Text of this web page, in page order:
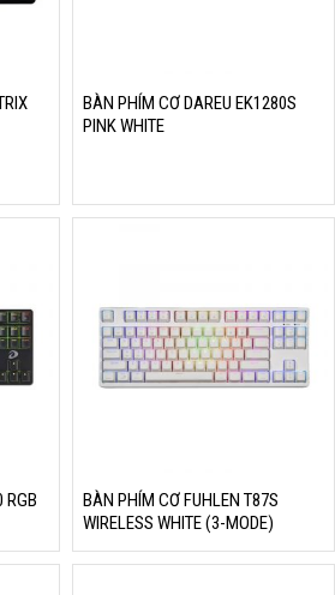
BÀN PHÍM CƠ DAREU EK1280S
PINK WHITE
RGB
BÀN PHÍM CƠ FUHLEN T87S
WIRELESS WHITE (3-MODE)